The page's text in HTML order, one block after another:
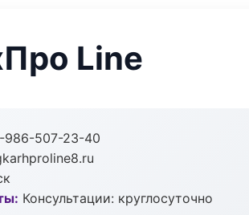
Line
986-507-23-40
Консультации: круглосуточно